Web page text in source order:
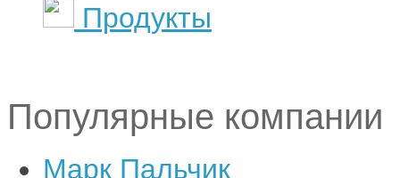
Продукты
Популярные компании
Марк Пальчик